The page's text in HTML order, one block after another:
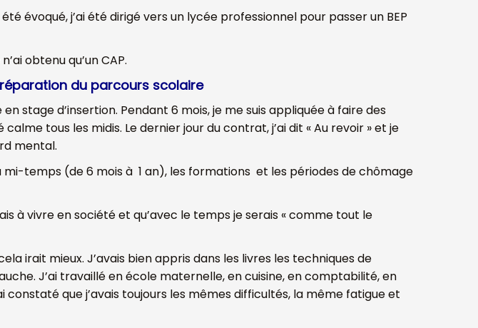
évoqué, j’ai été dirigé vers un lycée professionnel pour passer un BEP
obtenu qu’un CAP.
du parcours scolaire
stage d’insertion. Pendant 6 mois, je me suis appliquée à faire des
tous les midis. Le dernier jour du contrat, j’ai dit « Au revoir » et je
mental.
mi-temps (de 6 mois à 1 an), les formations et les périodes de chômage
à vivre en société et qu’avec le temps je serais « comme tout le
irait mieux. J’avais bien appris dans les livres les techniques de
J’ai travaillé en école maternelle, en cuisine, en comptabilité, en
que j’avais toujours les mêmes difficultés, la même fatigue et